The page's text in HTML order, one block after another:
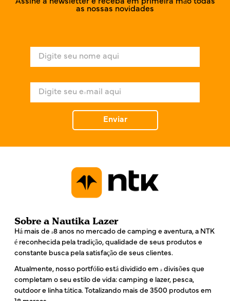
as nossas novidades
e
*
Enviar
Sobre a Nautika Lazer
Há mais de 48 anos no mercado de camping e aventura, a NTK
é reconhecida pela tradição, qualidade de seus produtos e
constante busca pela satisfação de seus clientes.
Atualmente, nosso portfólio está dividido em 4 divisões que
completam o seu estilo de vida: camping e lazer, pesca,
outdoor e linha tática. Totalizando mais de 3500 produtos em